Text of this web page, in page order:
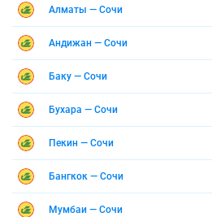
Алматы — Сочи
Андижан — Сочи
Баку — Сочи
Бухара — Сочи
Пекин — Сочи
Бангкок — Сочи
Мумбаи — Сочи